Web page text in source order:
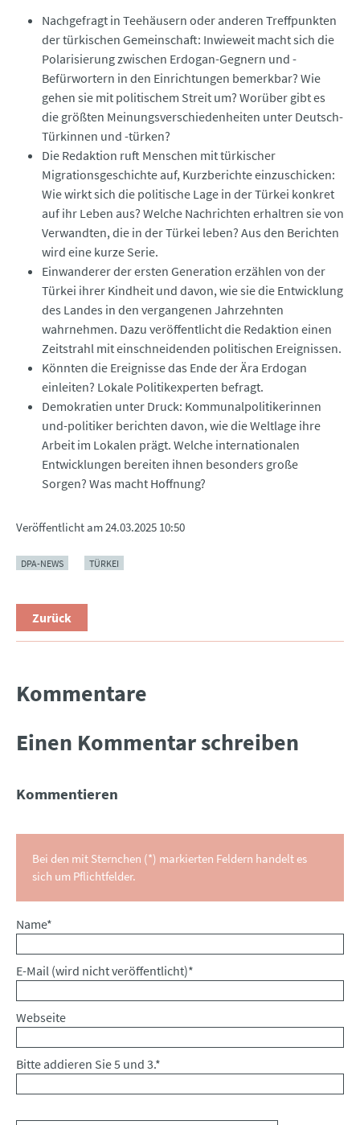
Nachgefragt in Teehäusern oder anderen Treffpunkten
der türkischen Gemeinschaft: Inwieweit macht sich die
Polarisierung zwischen Erdogan-Gegnern und -
Befürwortern in den Einrichtungen bemerkbar? Wie
gehen sie mit politischem Streit um? Worüber gibt es
die größten Meinungsverschiedenheiten unter Deutsch-
Türkinnen und -türken?
Die Redaktion ruft Menschen mit türkischer
Migrationsgeschichte auf, Kurzberichte einzuschicken:
Wie wirkt sich die politische Lage in der Türkei konkret
auf ihr Leben aus? Welche Nachrichten erhaltren sie von
Verwandten, die in der Türkei leben? Aus den Berichten
wird eine kurze Serie.
Einwanderer der ersten Generation erzählen von der
Türkei ihrer Kindheit und davon, wie sie die Entwicklung
des Landes in den vergangenen Jahrzehnten
wahrnehmen. Dazu veröffentlicht die Redaktion einen
Zeitstrahl mit einschneidenden politischen Ereignissen.
Könnten die Ereignisse das Ende der Ära Erdogan
einleiten? Lokale Politikexperten befragt.
Demokratien unter Druck: Kommunalpolitikerinnen
und-politiker berichten davon, wie die Weltlage ihre
Arbeit im Lokalen prägt. Welche internationalen
Entwicklungen bereiten ihnen besonders große
Sorgen? Was macht Hoffnung?
Veröffentlicht am24.03.2025 10:50
DPA-NEWS TÜRKEI
Zurück
Kommentare
Einen Kommentar schreiben
Kommentieren
Bei den mit Sternchen (*) markierten Feldern handelt es
sich um Pflichtfelder.
Pflichtfeld
Name*
Pflichtfeld
E-Mail (wird nicht veröffentlicht)*
Webseite
Bitte addieren Sie 5 und 3.*